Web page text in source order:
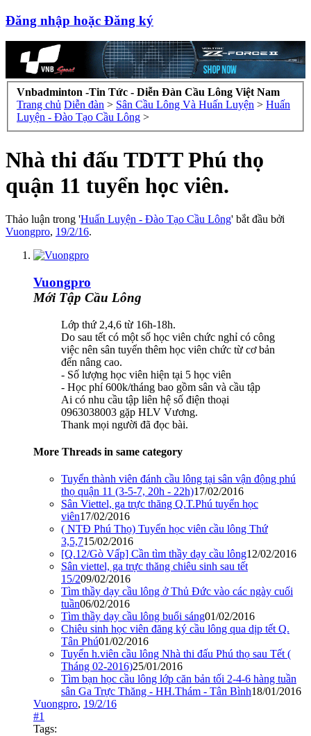
Đăng nhập hoặc Đăng ký
Vnbadminton -Tin Tức - Diễn Đàn Cầu Lông Việt Nam
Trang chủ Diễn đàn > Sân Cầu Lông Và Huấn Luyện > Huấn
Luyện - Đào Tạo Cầu Lông >
Nhà thi đấu TDTT Phú thọ
quận 11 tuyển học viên.
Thảo luận trong 'Huấn Luyện - Đào Tạo Cầu Lông' bắt đầu bởi
Vuongpro, 19/2/16.
Vuongpro
Mới Tập Cầu Lông
Lớp thứ 2,4,6 từ 16h-18h.
Do sau tết có một số học viên chức nghỉ có công
việc nên sân tuyển thêm học viên chức từ cơ bản
đến nâng cao.
- Số lượng học viên hiện tại 5 học viên
- Học phí 600k/tháng bao gồm sân và cầu tập
Ai có nhu cầu tập liên hệ số điện thoại
0963038003 gặp HLV Vương.
Thank mọi người đã đọc bài.
More Threads in same category
Tuyển thành viên đánh cầu lông tại sân vận động phú
thọ quận 11 (3-5-7, 20h - 22h)17/02/2016
Sân Viettel, ga trực thăng Q.T.Phú tuyển học
viên17/02/2016
( NTĐ Phú Thọ) Tuyển học viên cầu lông Thứ
3,5,715/02/2016
[Q.12/Gò Vấp] Cần tìm thầy dạy cầu lông12/02/2016
Sân viettel, ga trực thăng chiêu sinh sau tết
15/209/02/2016
Tìm thầy dạy cầu lông ở Thủ Đức vào các ngày cuối
tuần06/02/2016
Tìm thầy dạy cầu lông buổi sáng01/02/2016
Chiêu sinh học viên đăng ký cầu lông qua dịp tết Q.
Tân Phú01/02/2016
Tuyển h.viên cầu lông Nhà thi đấu Phú thọ sau Tết (
Tháng 02-2016)25/01/2016
Tìm bạn học cầu lông lớp căn bản tối 2-4-6 hàng tuần
sân Ga Trực Thăng - HH.Thám - Tân Bình18/01/2016
Vuongpro, 19/2/16
#1
Tags: